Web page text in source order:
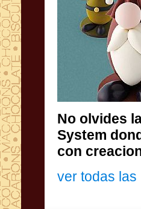
No olvides
System
con
ver todas las